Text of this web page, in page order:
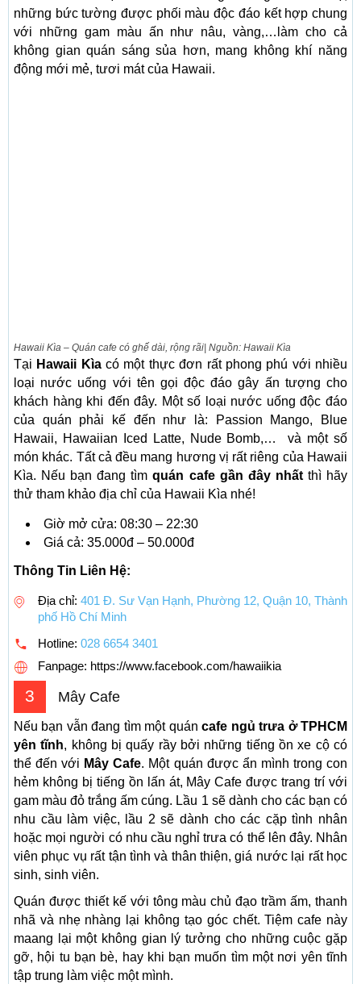
những bức tường được phối màu độc đáo kết hợp chung
với những gam màu ấn như nâu, vàng,…làm cho cả
không gian quán sáng sủa hơn, mang không khí năng
động mới mẻ, tươi mát của Hawaii.
Hawaii Kìa – Quán cafe có ghế dài, rộng rãi| Nguồn: Hawaii Kìa
Tại Hawaii Kìacó một thực đơn rất phong phú với nhiều
loại nước uống với tên gọi độc đáo gây ấn tượng cho
khách hàng khi đến đây. Một số loại nước uống độc đáo
của quán phải kế đến như là: Passion Mango, Blue
Hawaii, Hawaiian Iced Latte, Nude Bomb,… và một số
món khác. Tất cả đều mang hương vị rất riêng của Hawaii
Kìa. Nếu bạn đang tìmquán cafe gần đây nhấtthì hãy
thử tham khảo địa chỉ của Hawaii Kìa nhé!
Giờ mở cửa: 08:30 – 22:30
Giá cả: 35.000đ – 50.000đ
Thông Tin Liên Hệ:
Địa chỉ: 401 Đ. Sư Vạn Hạnh, Phường 12, Quận 10, Thành
phố Hồ Chí Minh
Hotline: 028 6654 3401
Fanpage: https://www.facebook.com/hawaiikia
3 Mây Cafe
Nếu bạn vẫn đang tìm một quáncafe ngủ trưa ở TPHCM
yên tĩnh, không bị quấy rầy bởi những tiếng ồn xe cộ có
thể đến với Mây Cafe. Một quán được ẩn mình trong con
hẻm không bị tiếng ồn lấn át, Mây Cafe được trang trí với
gam màu đỏ trắng ấm cúng. Lầu 1 sẽ dành cho các bạn có
nhu cầu làm việc, lầu 2 sẽ dành cho các cặp tình nhân
hoặc mọi người có nhu cầu nghỉ trưa có thể lên đây. Nhân
viên phục vụ rất tận tình và thân thiện, giá nước lại rất học
sinh, sinh viên.
Quán được thiết kế với tông màu chủ đạo trầm ấm, thanh
nhã và nhẹ nhàng lại không tạo góc chết. Tiệm cafe này
maang lại một không gian lý tưởng cho những cuộc gặp
gỡ, hội tu bạn bè, hay khi bạn muốn tìm một nơi yên tĩnh
tập trung làm việc một mình.